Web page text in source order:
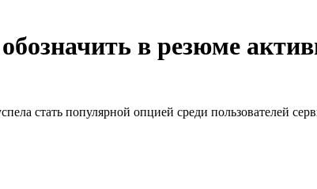
в резюме
стать популярной опцией среди пользователей